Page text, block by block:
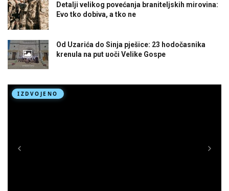
Detalji velikog povećanja braniteljskih mirovina:
Evo tko dobiva, a tko ne
Od Uzarića do Sinja pješice: 23 hodočasnika
krenula na put uoči Velike Gospe